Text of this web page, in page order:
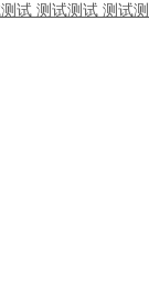
试 测试测试 测试